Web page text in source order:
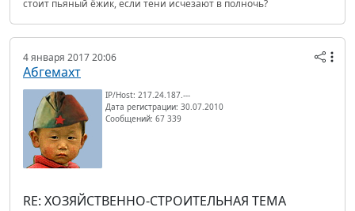
стоит пьяный ёжик, если тени исчезают в полночь?
4 января 2017 20:06
Абгемахт
IP/Host: 217.24.187.---
Дата регистрации: 30.07.2010
Сообщений: 67 339
RE: ХОЗЯЙСТВЕННО-СТРОИТЕЛЬНАЯ ТЕМА